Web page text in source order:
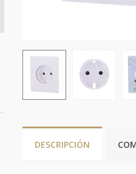
DESCRIPCIÓN